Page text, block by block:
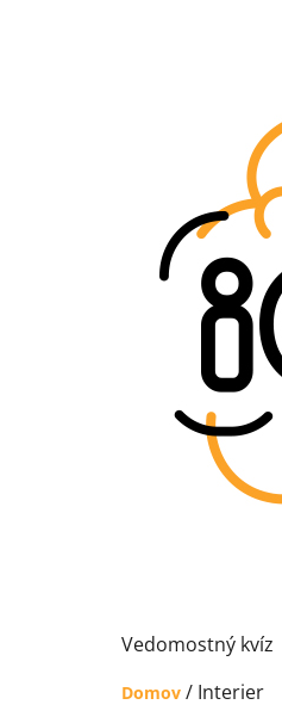
Vedomostný kvíz
Domov / Interier